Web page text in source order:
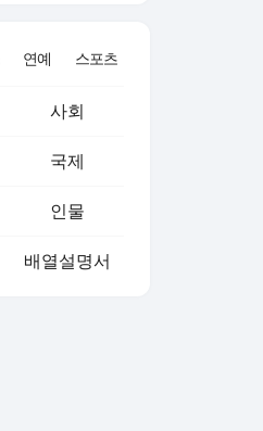
연예 스포츠
사회
국제
인물
배열설명서